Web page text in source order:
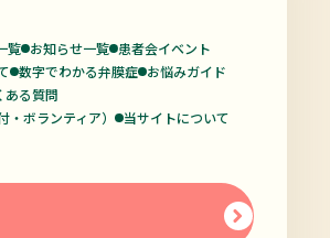
覧 お知らせ一覧 患者会イベント
数字でわかる弁膜症 お悩みガイド
ある質問
・ボランティア）
当サイトについて